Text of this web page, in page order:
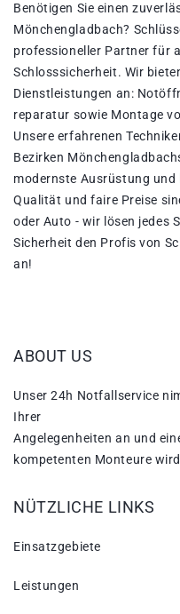
Benötigen Sie einen
Mönchengladbach?
professioneller Partner für
Schlosssicherheit. Wir
Dienstleistungen an:
reparatur sowie Montage
Unsere erfahrenen
Bezirken
modernste Ausrüstung
Qualität und faire Preise
oder Auto - wir lösen jedes
Sicherheit den Profis von
an!
ABOUT US
Unser 24h Notfallservice
Ihrer
Angelegenheiten an und
kompetenten Monteure
NÜTZLICHE LINKS
Einsatzgebiete
Leistungen